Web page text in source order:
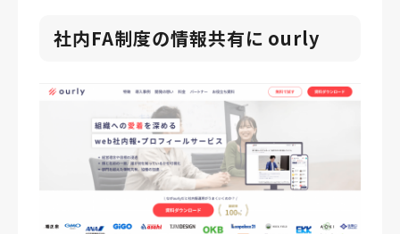
社内FA制度の情報共有に ourly